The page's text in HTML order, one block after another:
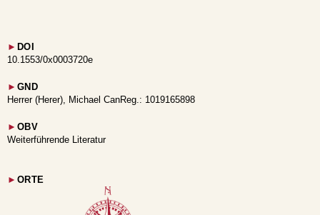
► DOI
10.1553/0x0003720e
► GND
Herrer (Herer), Michael CanReg.: 1019165898
► OBV
Weiterführende Literatur
► ORTE